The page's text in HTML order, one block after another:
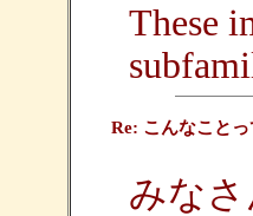
These
Re: こんなことっ
みな